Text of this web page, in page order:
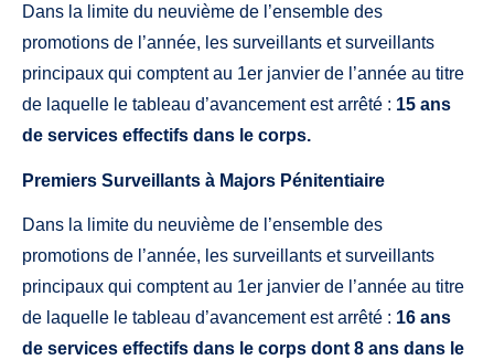
Dans la limite du neuvième de l’ensemble des
promotions de l’année, les surveillants et surveillants
principaux qui comptent au 1er janvier de l’année au titre
de laquelle le tableau d’avancement est arrêté : 15 ans
de services effectifs dans le corps.
Premiers Surveillants à Majors Pénitentiaire
Dans la limite du neuvième de l’ensemble des
promotions de l’année, les surveillants et surveillants
principaux qui comptent au 1er janvier de l’année au titre
de laquelle le tableau d’avancement est arrêté : 16 ans
de services effectifs dans le corps dont 8 ans dans le